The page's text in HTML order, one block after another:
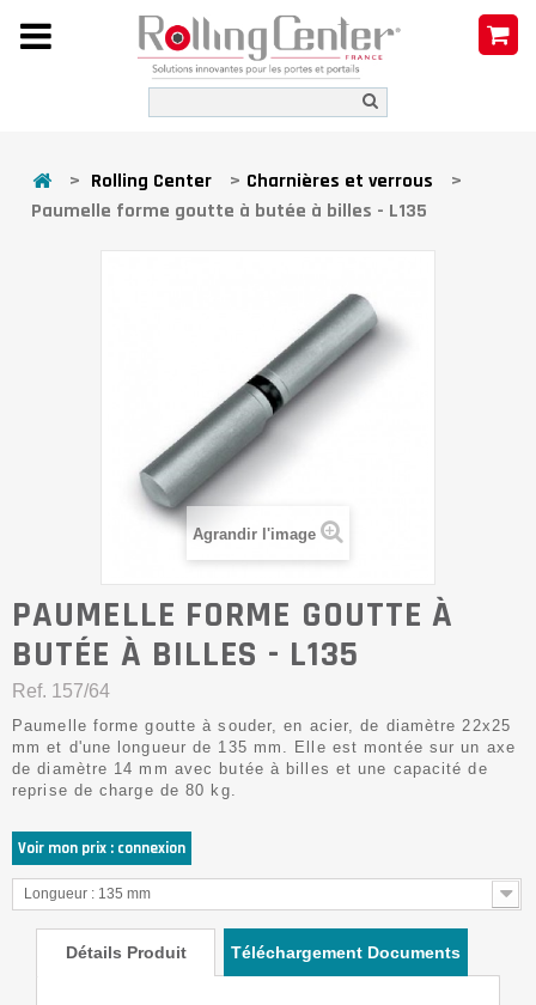
> Rolling Center > Charnières et verrous
>
Paumelle forme goutte à butée à billes - L135
Agrandir l'image
PAUMELLE FORME GOUTTE À
BUTÉE À BILLES - L135
Ref. 157/64
Paumelle forme goutte à souder, en acier, de diamètre 22x25
mm et d'une longueur de 135 mm. Elle est montée sur un axe
de diamètre 14 mm avec butée à billes et une capacité de
reprise de charge de 80 kg.
Voir mon prix : connexion
Longueur : 135 mm
Détails Produit Téléchargement Documents